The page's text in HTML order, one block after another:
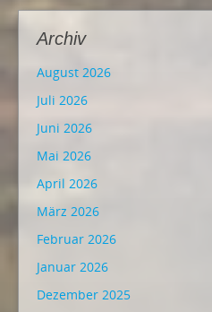
Archiv
August 2026
Juli 2026
Juni 2026
Mai 2026
April 2026
März 2026
Februar 2026
Januar 2026
Dezember 2025